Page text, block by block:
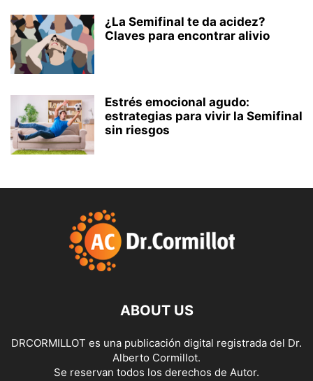
¿La Semifinal te da acidez?
Claves para encontrar alivio
Estrés emocional agudo:
estrategias para vivir la Semifinal
sin riesgos
ABOUT US
DRCORMILLOT es una publicación digital registrada del Dr.
Alberto Cormillot.
Se reservan todos los derechos de Autor.